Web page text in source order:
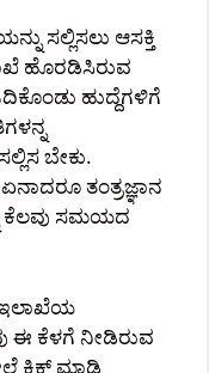
ಸಲ್ಲಿಸಲು ಆಸಕ್ತಿ
ಹೊರಡಿಸಿರುವ
ಹುದ್ದೆಗಳಿಗೆ
ಬೇಕು.
ತಂತ್ರಜ್ಞಾನ
ಕೆಲವು ಸಮಯದ
ಇಲಾಖೆಯ
ಈ ಕೆಳಗೆ ನೀಡಿರುವ
ಕ್ಲಿಕ್ ಮಾಡಿ